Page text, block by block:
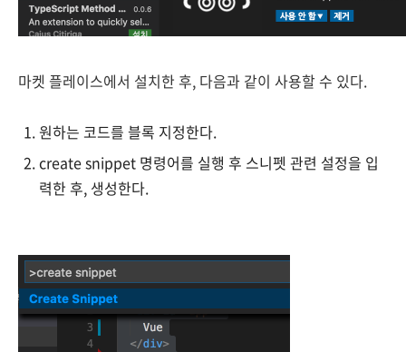
마켓 플레이스에서 설치한 후, 다음과 같이 사용할 수 있다.
원하는 코드를 블록 지정한다.
create snippet 명령어를 실행 후 스니펫 관련 설정을 입
력한 후, 생성한다.